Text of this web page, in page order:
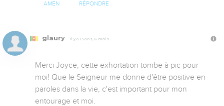
AMEN RÉPONDRE
glaury Il y a 13 ans, 6 mois
Merci Joyce, cette exhortation tombe à pic pour
moi! Que le Seigneur me donne d'être positive en
paroles dans la vie, c'est important pour mon
entourage et moi.